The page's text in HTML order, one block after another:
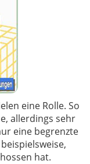
eine Rolle. So
allerdings sehr
eine begrenzte
hat.